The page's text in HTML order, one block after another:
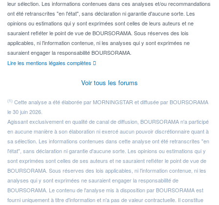
leur sélection. Les informations contenues dans ces analyses et/ou recommandations
ont été retranscrites "en l'état", sans déclaration ni garantie d'aucune sorte. Les
opinions ou estimations qui y sont exprimées sont celles de leurs auteurs et ne
sauraient refléter le point de vue de BOURSORAMA. Sous réserves des lois
applicables, ni l'information contenue, ni les analyses qui y sont exprimées ne
sauraient engager la responsabilité BOURSORAMA.
Lire les mentions légales complètes
Voir tous les forums
(1) Cette analyse a été élaborée par MORNINGSTAR et diffusée par BOURSORAMA
le 30 juin 2026.
Agissant exclusivement en qualité de canal de diffusion, BOURSORAMA n'a participé
en aucune manière à son élaboration ni exercé aucun pouvoir discrétionnaire quant à
sa sélection. Les informations contenues dans cette analyse ont été retranscrites "en
l'état", sans déclaration ni garantie d'aucune sorte. Les opinions ou estimations qui y
sont exprimées sont celles de ses auteurs et ne sauraient refléter le point de vue de
BOURSORAMA. Sous réserves des lois applicables, ni l'information contenue, ni les
analyses qui y sont exprimées ne sauraient engager la responsabilité de
BOURSORAMA. Le contenu de l'analyse mis à disposition par BOURSORAMA est
fourni uniquement à titre d'information et n'a pas de valeur contractuelle. Il constitue